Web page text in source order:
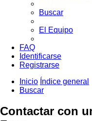
Buscar
El Equipo
FAQ
Identificarse
Registrarse
Inicio Índice general
Buscar
Contactar con